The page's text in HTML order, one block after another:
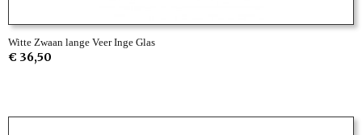
Witte Zwaan lange Veer Inge Glas
€ 36,50